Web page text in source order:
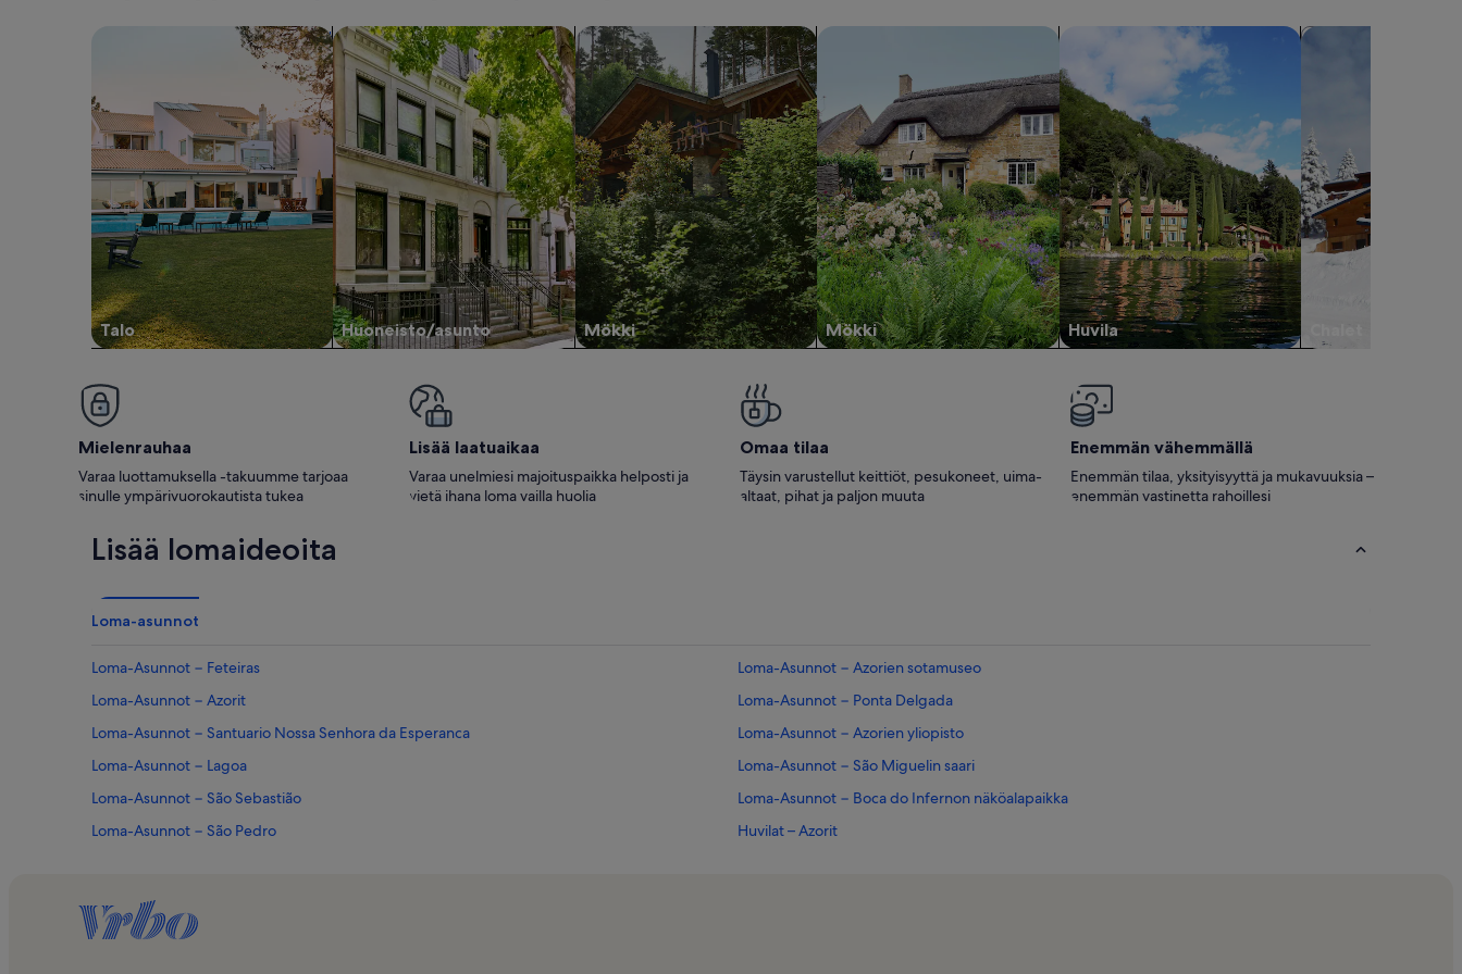
Talo Huoneisto/asunto
Hae huoneistoja/asuntoja
Mökki
hae mökkejä
Mökki
hae mökkejä
Huvila
hae huviloita hae chaleita
Mielenrauhaa
Varaa luottamuksella -takuumme tarjoaa
sinulle ympärivuorokautista tukea
Lisää laatuaikaa
Varaa unelmiesi majoituspaikka helposti ja
vietä ihana loma vailla huolia
Omaa tilaa
Täysin varustellut keittiöt, pesukoneet, uima-
altaat, pihat ja paljon muuta
Enemmän vähemmällä
Enemmän tilaa, yksityisyyttä ja mukavuuksia –
enemmän vastinetta rahoillesi
Lisää lomaideoita
Loma-asunnot
Loma-Asunnot − Feteiras
Loma-Asunnot − Azorien sotamuseo
Loma-Asunnot − Azorit
Loma-Asunnot − Ponta Delgada
Loma-Asunnot − Santuario Nossa Senhora da Esperanca
Loma-Asunnot − Azorien yliopisto
Loma-Asunnot − Lagoa
Loma-Asunnot − São Miguelin saari
Loma-Asunnot − São Sebastião
Loma-Asunnot − Boca do Infernon näköalapaikka
Loma-Asunnot − São Pedro
Huvilat – Azorit
Lemmikkiystävälliset loma-asunnot kohteessa Azorit